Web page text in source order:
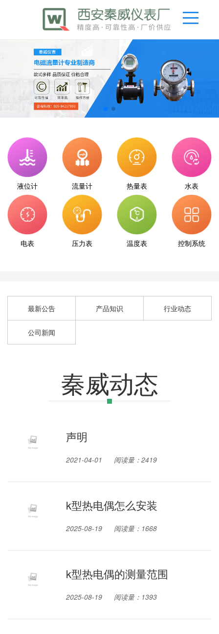
液位计 流量计 热量表 水表
电表 压力表 温度表 控制系统
最新公告 产品知识 行业动态
公司新闻
秦威动态
声明
2021-04-01 阅读量：2419
k型热电偶怎么安装
2025-08-19 阅读量：1668
k型热电偶的测量范围
2025-08-19 阅读量：1393